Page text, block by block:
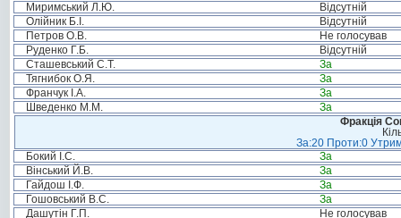
Миримський Л.Ю.
Відсутній
Олійник Б.І.
Відсутній
Петров О.В.
Не голосував
Руденко Г.Б.
Відсутній
Сташевський С.Т.
За
Тягнибок О.Я.
За
Франчук І.А.
За
Шведенко М.М.
За
Фракція
За:20 Проти:0
Бокий І.С.
За
Вінський Й.В.
За
Гайдош І.Ф.
За
Гошовський В.С.
За
Дашутін Г.П.
Не голосував